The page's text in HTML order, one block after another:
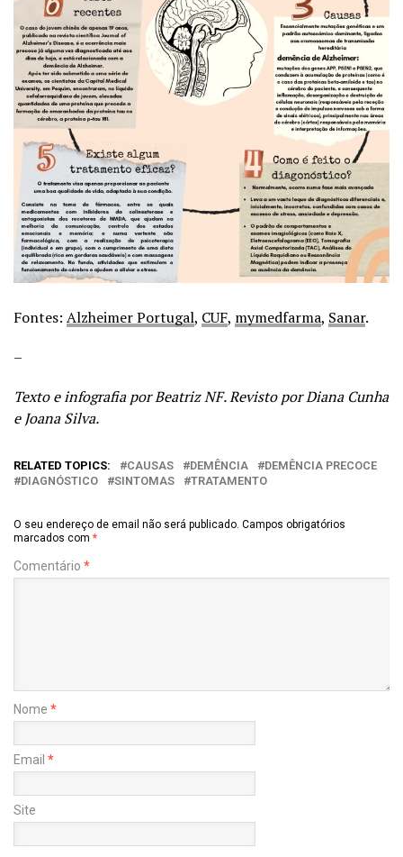
Fontes: Alzheimer Portugal, CUF, mymedfarma, Sanar.
–
Texto e infografia por Beatriz NF. Revisto por Diana Cunha
e Joana Silva.
RELATED TOPICS: CAUSAS DEMÊNCIA
DEMÊNCIA PRECOCE
DIAGNÓSTICO
SINTOMAS TRATAMENTO
O seu endereço de email não será publicado. Campos obrigatórios
marcados com *
Comentário *
Nome *
Email *
Site